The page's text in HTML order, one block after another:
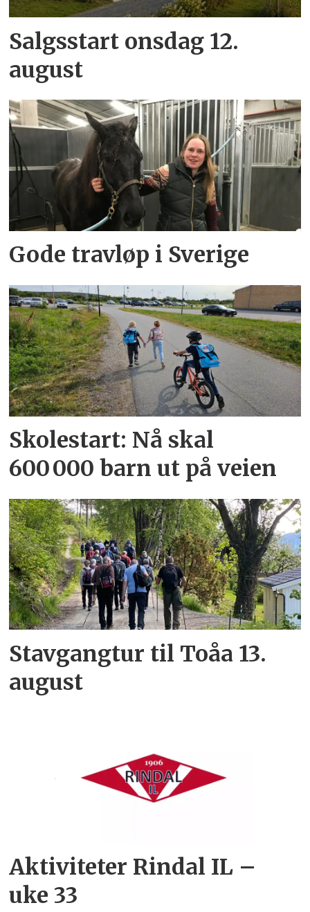
Salgsstart onsdag 12.
august
Gode travløp i Sverige
Skolestart: Nå skal
600 000 barn ut på veien
Stavgangtur til Toåa 13.
august
Aktiviteter Rindal IL –
uke 33